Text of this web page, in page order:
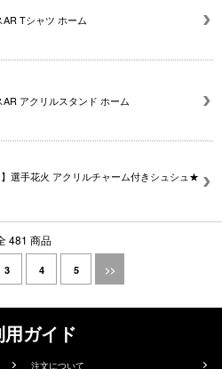
Tシャツ ホーム
AR アクリルスタンド ホーム
】選手花火 アクリルチャーム付きシュシュ★
481 商品
3 4 5 >>
用ガイド
注文について